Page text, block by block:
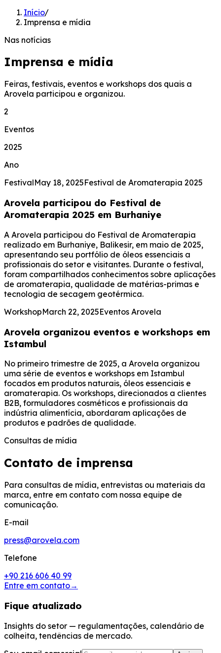
Início/
Imprensa e mídia
Nas notícias
Imprensa e mídia
Feiras, festivais, eventos e workshops dos quais a
Arovela participou e organizou.
2
Eventos
2025
Ano
FestivalMay 18, 2025Festival de Aromaterapia 2025
Arovela participou do Festival de
Aromaterapia 2025 em Burhaniye
A Arovela participou do Festival de Aromaterapia
realizado em Burhaniye, Balikesir, em maio de 2025,
apresentando seu portfólio de óleos essenciais a
profissionais do setor e visitantes. Durante o festival,
foram compartilhados conhecimentos sobre aplicações
de aromaterapia, qualidade de matérias-primas e
tecnologia de secagem geotérmica.
WorkshopMarch 22, 2025Eventos Arovela
Arovela organizou eventos e workshops em
Istambul
No primeiro trimestre de 2025, a Arovela organizou
uma série de eventos e workshops em Istambul
focados em produtos naturais, óleos essenciais e
aromaterapia. Os workshops, direcionados a clientes
B2B, formuladores cosméticos e profissionais da
indústria alimentícia, abordaram aplicações de
produtos e padrões de qualidade.
Consultas de mídia
Contato de imprensa
Para consultas de mídia, entrevistas ou materiais da
marca, entre em contato com nossa equipe de
comunicação.
E-mail
press@arovela.com
Telefone
+90 216 606 40 99
Entre em contato→
Fique atualizado
Insights do setor — regulamentações, calendário de
colheita, tendências de mercado.